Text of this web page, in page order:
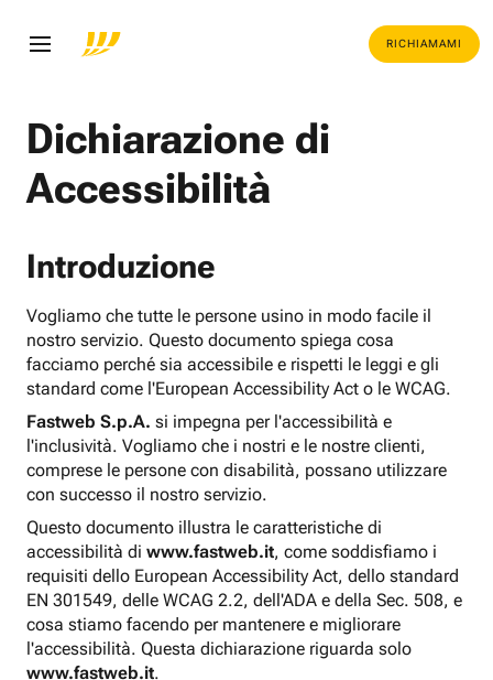
RICHIAMAMI
Dichiarazione di
Accessibilità
Introduzione
Vogliamo che tutte le persone usino in modo facile il
nostro servizio. Questo documento spiega cosa
facciamo perché sia accessibile e rispetti le leggi e gli
standard come l'European Accessibility Act o le WCAG.
Fastweb S.p.A. si impegna per l'accessibilità e
l'inclusività. Vogliamo che i nostri e le nostre clienti,
comprese le persone con disabilità, possano utilizzare
con successo il nostro servizio.
Questo documento illustra le caratteristiche di
accessibilità di www.fastweb.it, come soddisfiamo i
requisiti dello European Accessibility Act, dello standard
EN 301549, delle WCAG 2.2, dell'ADA e della Sec. 508, e
cosa stiamo facendo per mantenere e migliorare
l'accessibilità. Questa dichiarazione riguarda solo
www.fastweb.it.